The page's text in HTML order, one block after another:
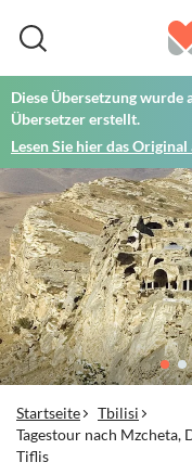
Diese Übersetzung wurde
Übersetzer erstellt.
Lesen Sie hier das
Startseite
Tbilisi
Tagestour nach Mzcheta,
Tiflis